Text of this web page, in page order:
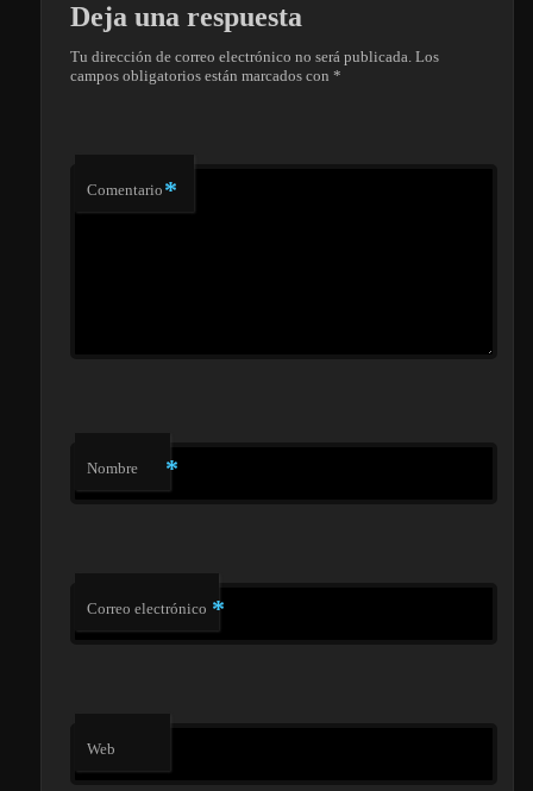
Deja una respuesta
Tu dirección de correo electrónico no será publicada. Los
campos obligatorios están marcados con*
Comentario *
Nombre *
Correo electrónico *
Web